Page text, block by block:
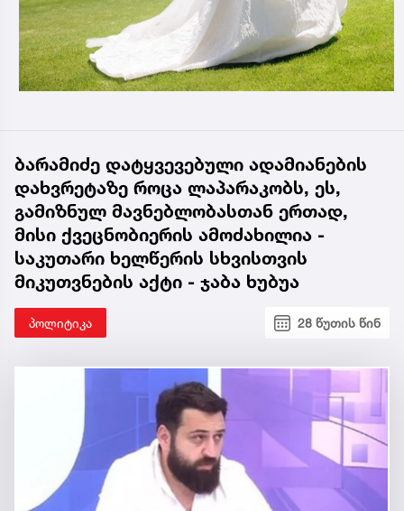
ბარამიძე დატყვევებული ადამიანების
დახვრეტაზე როცა ლაპარაკობს, ეს,
გამიზნულ მავნებლობასთან ერთად,
მისი ქვეცნობიერის ამოძახილია -
საკუთარი ხელწერის სხვისთვის
მიკუთვნების აქტი - ჯაბა ხუბუა
პოლიტიკა 28 წუთის წინ